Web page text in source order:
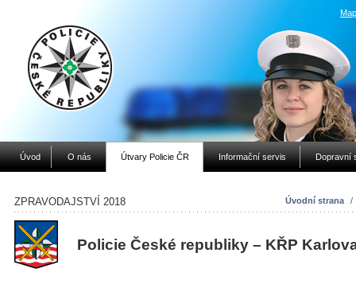
Úvod O nás Útvary Policie ČR Informační servis Dopravní
Úvodní strana /
ZPRAVODAJSTVÍ 2018
Policie České republiky – KŘP